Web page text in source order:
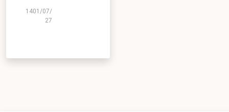
1401/07/
27